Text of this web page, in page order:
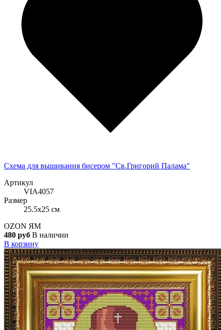
Схема для вышивания бисером "Св.Григорий Палама"
Артикул
VIA4057
Размер
25.5x25 см
OZON ЯМ
480 руб В наличии
В корзину